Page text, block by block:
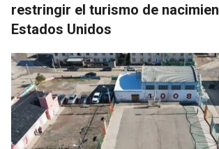
restringir el turismo de
Estados Unidos